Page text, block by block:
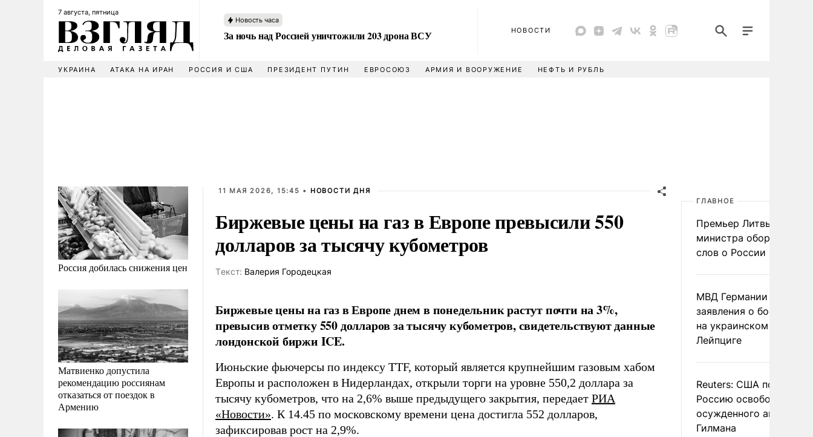
7 августа, пятница
Новость часа
За ночь над Россией уничтожили 203 дрона ВСУ НОВОСТИ
УКРАИНА АТАКА НА ИРАН РОССИЯ И США ПРЕЗИДЕНТ ПУТИН ЕВРОСОЮЗ АРМИЯ И ВООРУЖЕНИЕ НЕФТЬ И РУБЛЬ
Россия добилась снижения цен
Матвиенко допустила
рекомендацию россиянам
отказаться от поездок в
Армению
11 МАЯ 2026, 15:45 • НОВОСТИ ДНЯ
Биржевые цены на газ в Европе превысили 550
долларов за тысячу кубометров
Tекст: Валерия Городецкая
Биржевые цены на газ в Европе днем в понедельник растут почти на 3%,
превысив отметку 550 долларов за тысячу кубометров, свидетельствуют данные
лондонской биржи ICE.
Июньские фьючерсы по индексу TTF, который является крупнейшим газовым хабом
Европы и расположен в Нидерландах, открыли торги на уровне 550,2 доллара за
тысячу кубометров, что на 2,6% выше предыдущего закрытия, передает РИА
«Новости». К 14.45 по московскому времени цена достигла 552 долларов,
зафиксировав рост на 2,9%.
ГЛАВНОЕ
Премьер Литвы осадил
министра обороны из-
слов о России
МВД Германии отвергло
заявления о
на украинском
Лейпциге
Reuters: США
Россию освободить
осужденного
Гилмана